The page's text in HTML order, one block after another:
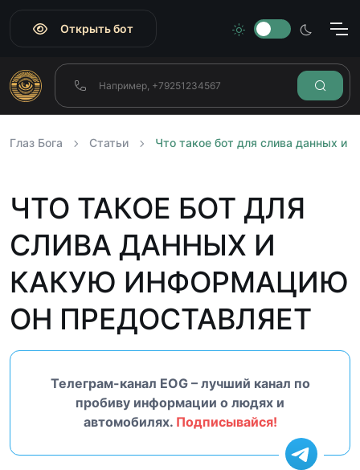
Открыть бот
Глаз Бога Статьи Что такое бот для слива данных и
ЧТО ТАКОЕ БОТ ДЛЯ
СЛИВА ДАННЫХ И
КАКУЮ ИНФОРМАЦИЮ
ОН ПРЕДОСТАВЛЯЕТ
Телеграм-канал EOG – лучший канал по
пробиву информации о людях и
автомобилях. Подписывайся!